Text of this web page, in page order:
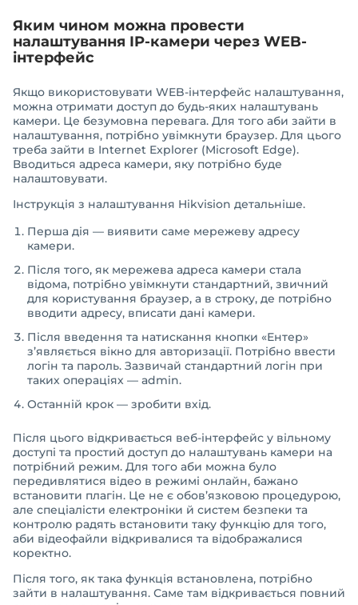
Яким чином можна провести
налаштування IP-камери через WEB-
інтерфейс
Якщо використовувати WEB-інтерфейс налаштування,
можна отримати доступ до будь-яких налаштувань
камери. Це безумовна перевага. Для того аби зайти в
налаштування, потрібно увімкнути браузер. Для цього
треба зайти в Internet Explorer (Microsoft Edge).
Вводиться адреса камери, яку потрібно буде
налаштовувати.
Інструкція з налаштування Hikvision детальніше.
Перша дія — виявити саме мережеву адресу
камери.
Після того, як мережева адреса камери стала
відома, потрібно увімкнути стандартний, звичний
для користування браузер, а в строку, де потрібно
вводити адресу, вписати дані камери.
Після введення та натискання кнопки «Ентер»
з’являється вікно для авторизації. Потрібно ввести
логін та пароль. Зазвичай стандартний логін при
таких операціях — admin.
Останній крок — зробити вхід.
Після цього відкривається веб-інтерфейс у вільному
доступі та простий доступ до налаштувань камери на
потрібний режим. Для того аби можна було
передивлятися відео в режимі онлайн, бажано
встановити плагін. Це не є обов’язковою процедурою,
але спеціалісти електроніки й систем безпеки та
контролю радять встановити таку функцію для того,
аби відеофайли відкривалися та відображалися
коректно.
Після того, як така функція встановлена, потрібно
зайти в налаштування. Саме там відкривається повний